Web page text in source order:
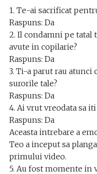
1. Te-ai sacrificat
Raspuns: Da
2. Il condamni pe tatal
avute in copilarie?
Raspuns: Da
3. Ti-a parut rau atunci
surorile tale?
Raspuns: Da
4. Ai vrut vreodata sa
Raspuns: Da
Aceasta intrebare a
Teo a inceput sa
primului video.
5. Au fost momente in